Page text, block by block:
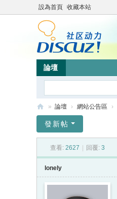
設為首頁 收藏本站
論壇
竹
» 論壇 › 網站公告區 ›
發新帖
查看: 2627 回覆: 3
lonely